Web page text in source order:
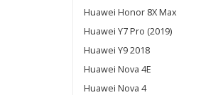
Huawei Honor 8X Max
Huawei Y7 Pro (2019)
Huawei Y9 2018
Huawei Nova 4E
Huawei Nova 4